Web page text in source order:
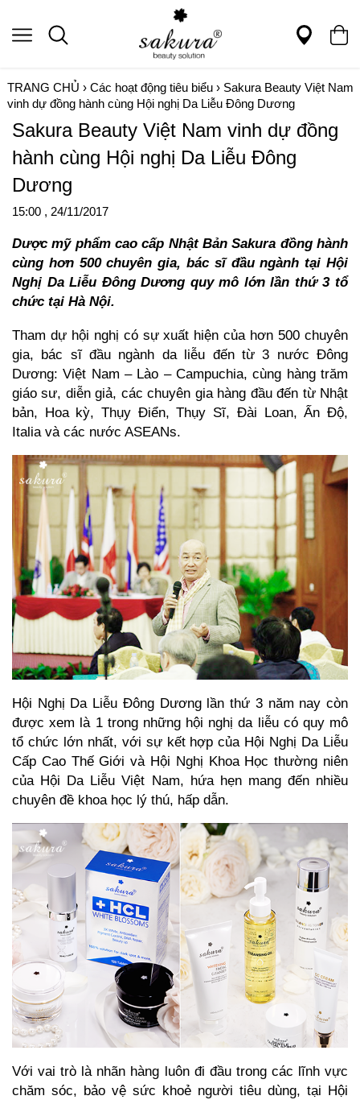
TRANG CHỦ › Các hoạt động tiêu biểu › Sakura Beauty Việt Nam
vinh dự đồng hành cùng Hội nghị Da Liễu Đông Dương
Sakura Beauty Việt Nam vinh dự đồng
hành cùng Hội nghị Da Liễu Đông
Dương
15:00 , 24/11/2017
Dược mỹ phẩm cao cấp Nhật Bản Sakura đồng hành
cùng hơn 500 chuyên gia, bác sĩ đầu ngành tại Hội
Nghị Da Liễu Đông Dương quy mô lớn lần thứ 3 tổ
chức tại Hà Nội.
Tham dự hội nghị có sự xuất hiện của hơn 500 chuyên
gia, bác sĩ đầu ngành da liễu đến từ 3 nước Đông
Dương: Việt Nam – Lào – Campuchia, cùng hàng trăm
giáo sư, diễn giả, các chuyên gia hàng đầu đến từ Nhật
bản, Hoa kỳ, Thụy Điển, Thụy Sĩ, Đài Loan, Ấn Độ,
Italia và các nước ASEANs.
Hội Nghị Da Liễu Đông Dương lần thứ 3 năm nay còn
được xem là 1 trong những hội nghị da liễu có quy mô
tổ chức lớn nhất, với sự kết hợp của Hội Nghị Da Liễu
Cấp Cao Thế Giới và Hội Nghị Khoa Học thường niên
của Hội Da Liễu Việt Nam, hứa hẹn mang đến nhiều
chuyên đề khoa học lý thú, hấp dẫn.
Với vai trò là nhãn hàng luôn đi đầu trong các lĩnh vực
chăm sóc, bảo vệ sức khoẻ người tiêu dùng, tại Hội